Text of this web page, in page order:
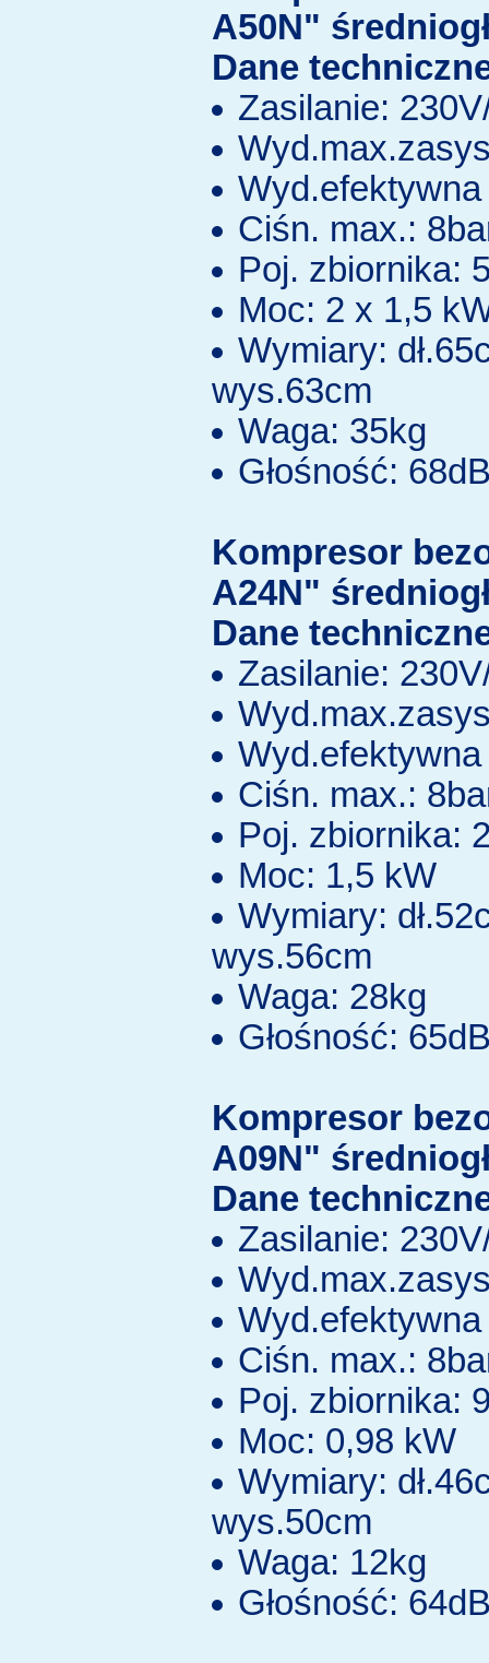
A50N"
Dane
Zasilanie:
Ciśn. max.:
Poj. zbiornika:
Moc: 2 x 1,5
Wymiary:
wys.63cm
Waga: 35kg
Głośność:
Kompresor
A24N"
Dane
Zasilanie:
Ciśn. max.:
Poj. zbiornika:
Moc: 1,5 kW
Wymiary:
wys.56cm
Waga: 28kg
Głośność:
Kompresor
A09N"
Dane
Zasilanie:
Ciśn. max.:
Poj. zbiornika:
Moc: 0,98 kW
Wymiary:
wys.50cm
Waga: 12kg
Głośność: